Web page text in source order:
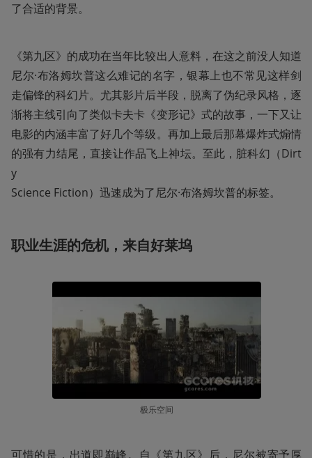
了合适的背景。
《第九区》的成功在当年比较出人意料，在这之前没人知道
尼尔·布洛姆坎普这么难记的名字，银幕上也不常见这样剑
走偏锋的科幻片。尤其影片后半段，脱离了伪纪录风格，逐
渐将主线引向了类似卡夫卡《变形记》式的故事，一下又让
电影的内涵丰富了好几个等级。再加上最后那幕爆炸式煽情
的强有力结尾，直接让作品飞上神坛。至此，脏科幻（Dirt
y
Science Fiction）迅速成为了尼尔·布洛姆坎普的标签。
职业生涯的危机，来自好莱坞
极乐空间
可惜的是，出道即巅峰。自《第九区》后，尼尔被寄予厚